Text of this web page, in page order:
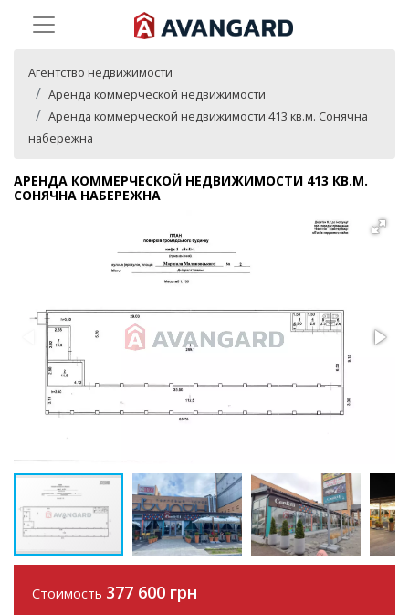
Агентство недвижимости
Аренда коммерческой недвижимости
Аренда коммерческой недвижимости 413 кв.м. Сонячна
набережна
АРЕНДА КОММЕРЧЕСКОЙ НЕДВИЖИМОСТИ 413 КВ.М.
СОНЯЧНА НАБЕРЕЖНА
Стоимость 377 600 грн